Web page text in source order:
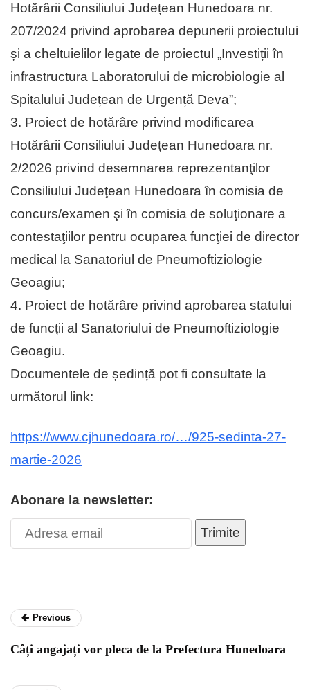
Hotărârii Consiliului Județean Hunedoara nr.
207/2024 privind aprobarea depunerii proiectului
și a cheltuielilor legate de proiectul „Investiții în
infrastructura Laboratorului de microbiologie al
Spitalului Județean de Urgență Deva”;
3. Proiect de hotărâre privind modificarea
Hotărârii Consiliului Județean Hunedoara nr.
2/2026 privind desemnarea reprezentanţilor
Consiliului Judeţean Hunedoara în comisia de
concurs/examen şi în comisia de soluţionare a
contestaţiilor pentru ocuparea funcţiei de director
medical la Sanatoriul de Pneumoftiziologie
Geoagiu;
4. Proiect de hotărâre privind aprobarea statului
de funcții al Sanatoriului de Pneumoftiziologie
Geoagiu.
Documentele de ședință pot fi consultate la
următorul link:
https://www.cjhunedoara.ro/…/925-sedinta-27-
martie-2026
Abonare la newsletter:
Trimite
Previous
Câți angajați vor pleca de la Prefectura Hunedoara